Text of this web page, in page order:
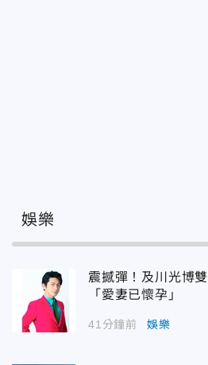
娛樂
震撼彈！及川光博
「愛妻已懷孕」
41分鐘前 娛樂